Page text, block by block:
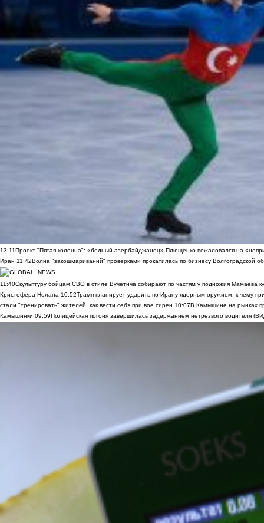
13:11Проект "Пятая колонна": «бедный азербайджанец» Плющенко пожаловался на
Иран 11:42Волна "закошмариваний" проверками прокатилась по бизнесу Волгоградской
11:40Скульптуру бойцам СВО в стиле Вучетича собирают по частям у подножия Мамаева
Кристофера Нолана 10:52Трамп планирует ударить по Ирану ядерным оружием: к чему
стали "тренировать" жителей, как вести себя при вое сирен 10:07В Камышине на рынках
Камышинки 09:59Полицейская погоня завершилась задержанием нетрезвого водителя